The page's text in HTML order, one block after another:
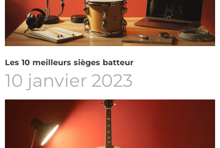
Les 10 meilleurs sièges batteur
10 janvier 2023